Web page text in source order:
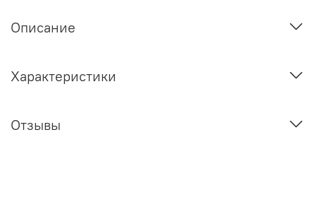
Описание
Характеристики
Отзывы